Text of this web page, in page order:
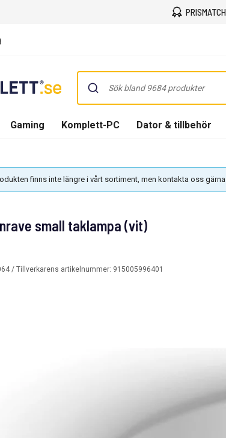
Gaming Komplett-PC Dator & tillbehör
finns inte längre i vårt sortiment, men kontakta oss
small taklampa (vit)
/ Tillverkarens artikelnummer: 915005996401